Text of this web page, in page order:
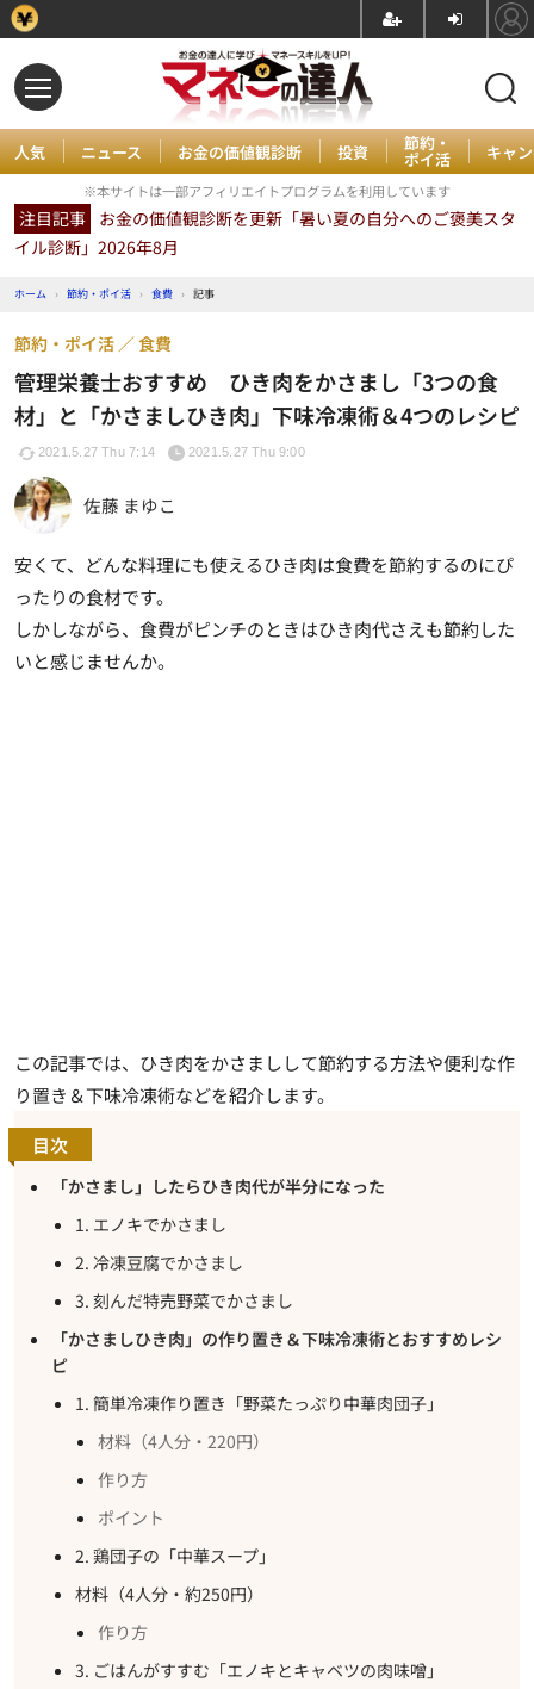
人気 ニュース お金の価値観診断 投資 節約・
ポイ活 キャ
※本サイトは一部アフィリエイトプログラムを利用しています
注目記事 お金の価値観診断を更新「暑い夏の自分へのご褒美スタ
イル診断」2026年8月
ホーム › 節約・ポイ活 › 食費 › 記事
管理栄養士おすすめ ひき肉をかさまし「3つの食
材」と「かさましひき肉」下味冷凍術＆4つのレシピ
節約・ポイ活 食費
2021.5.27 Thu 7:14 2021.5.27 Thu 9:00
佐藤 まゆこ
安くて、どんな料理にも使えるひき肉は食費を節約するのにぴ
ったりの食材です。
しかしながら、食費がピンチのときはひき肉代さえも節約した
いと感じませんか。
この記事では、ひき肉をかさましして節約する方法や便利な作
り置き＆下味冷凍術などを紹介します。
目次
「かさまし」したらひき肉代が半分になった
1. エノキでかさまし
2. 冷凍豆腐でかさまし
3. 刻んだ特売野菜でかさまし
「かさましひき肉」の作り置き＆下味冷凍術とおすすめレシ
ピ
1. 簡単冷凍作り置き「野菜たっぷり中華肉団子」
材料（4人分・220円）
作り方
ポイント
2. 鶏団子の「中華スープ」
材料（4人分・約250円）
作り方
3. ごはんがすすむ「エノキとキャベツの肉味噌」